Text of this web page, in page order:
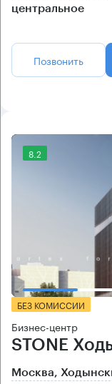
центральное
Позвонить
8.2
БЕЗ КОМИССИИ
Бизнес-центр
STONE
Москва,